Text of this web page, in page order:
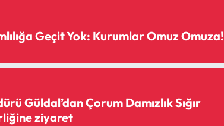
Geçit Yok: Kurumlar Omuz Omuza!
Güldal’dan Çorum Damızlık Sığır
ziyaret